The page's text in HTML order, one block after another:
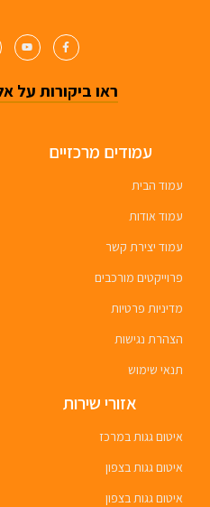
ראו ביקורות על
עמודים מרכזיים
עמוד הבית
עמוד אודות
עמוד יצירת קשר
פרוייקטים מורכבים
מדיניות פרטיות
הצהרת נגישות
תנאי שימוש
אזורי שירות
איטום גגות במרכז
איטום גגות בצפון
איטום גגות בצפון